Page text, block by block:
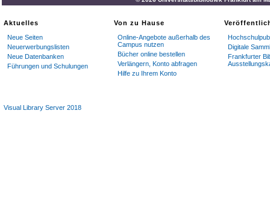
Aktuelles
Neue Seiten
Neuerwerbungslisten
Neue Datenbanken
Führungen und Schulungen
Von zu Hause
Online-Angebote außerhalb des
Campus nutzen
Bücher online bestellen
Verlängern, Konto abfragen
Hilfe zu Ihrem Konto
Digitale
Frankfurter
Visual Library Server 2018